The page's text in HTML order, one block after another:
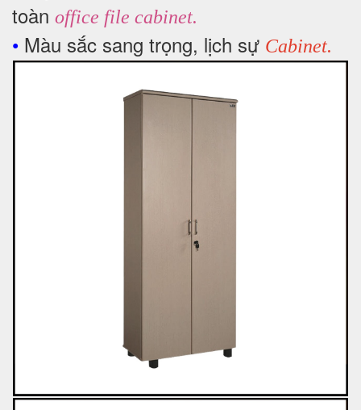
toàn office file cabinet.
• Màu sắc sang trọng, lịch sự Cabinet.